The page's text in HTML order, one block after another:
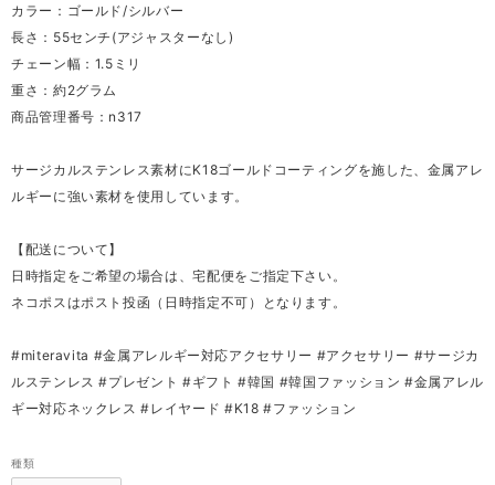
カラー：ゴールド/シルバー
長さ：55センチ(アジャスターなし)
チェーン幅：1.5ミリ
重さ：約2グラム
商品管理番号：n317
サージカルステンレス素材にK18ゴールドコーティングを施した、金属アレ
ルギーに強い素材を使用しています。
【配送について】
日時指定をご希望の場合は、宅配便をご指定下さい。
ネコポスはポスト投函（日時指定不可）となります。
#miteravita #金属アレルギー対応アクセサリー #アクセサリー #サージカ
ルステンレス #プレゼント #ギフト #韓国 #韓国ファッション #金属アレル
ギー対応ネックレス #レイヤード #K18 #ファッション
種類